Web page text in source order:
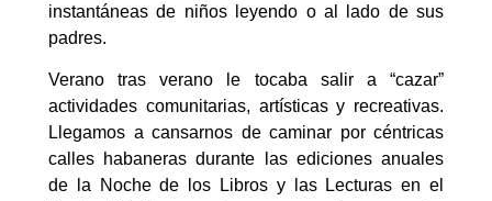
instantáneas de niños leyendo o al lado de sus
padres.
Verano tras verano le tocaba salir a “cazar”
actividades comunitarias, artísticas y recreativas.
Llegamos a cansarnos de caminar por céntricas
calles habaneras durante las ediciones anuales
de la Noche de los Libros y las Lecturas en el